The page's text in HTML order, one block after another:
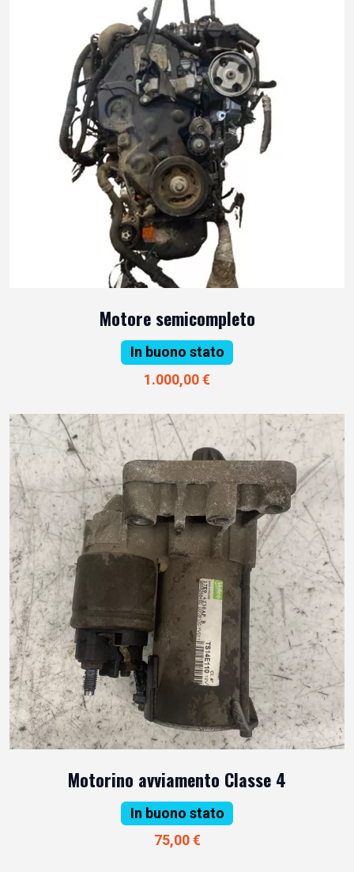
Motore semicompleto
In buono stato
1.000,00 €
Motorino avviamento Classe 4
In buono stato
75,00 €